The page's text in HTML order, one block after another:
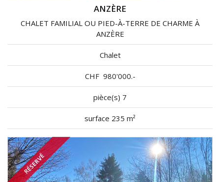
ANZÈRE
CHALET FAMILIAL OU PIED-À-TERRE DE CHARME À
ANZÈRE
Chalet
CHF 980'000.-
pièce(s) 7
surface 235 m²
RÉSERVÉ